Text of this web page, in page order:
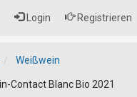
Login Registrieren
Weißwein
Contact Blanc Bio 2021